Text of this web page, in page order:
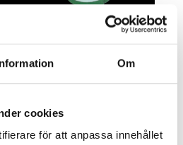
Om
cookies
för att anpassa innehållet
Tiivistysnauha NGB52 3 m
kukin
Kirjaudu sisään nähdäksesi